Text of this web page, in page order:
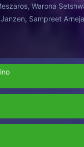
Warona
Sampreet